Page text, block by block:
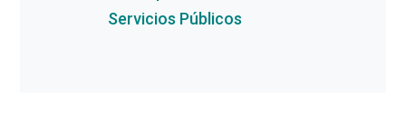
Servicios Públicos